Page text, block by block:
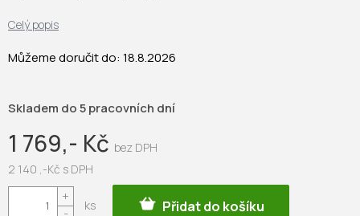
1 769,- Kč
2 140 ,-Kč s DPH
Měrná
Skladem do 5 pracovních dní
Můžeme doručit do: 18.8.2026
Přidat do košíku
Celý popis